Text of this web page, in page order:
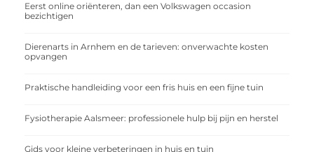
Eerst online oriënteren, dan een Volkswagen occasion
bezichtigen
Dierenarts in Arnhem en de tarieven: onverwachte kosten
opvangen
Praktische handleiding voor een fris huis en een fijne tuin
Fysiotherapie Aalsmeer: professionele hulp bij pijn en herstel
Gids voor kleine verbeteringen in huis en tuin